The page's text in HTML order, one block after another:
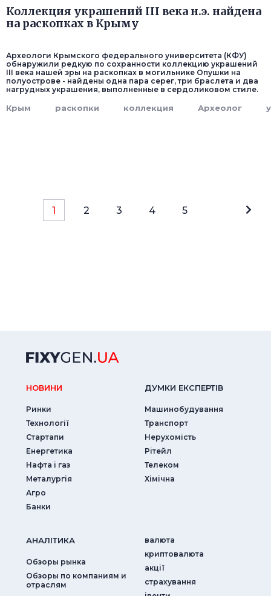
Коллекция украшений III века н.э. найдена
на раскопках в Крыму
Археологи Крымского федерального университета (КФУ)
обнаружили редкую по сохранности коллекцию украшений
III века нашей эры на раскопках в могильнике Опушки на
полуострове - найдены одна пара серег, три браслета и два
нагрудных украшения, выполненные в сердоликовом стиле.
Крым раскопки коллекция Археолог
1 2 3 4 5
НОВИНИ
Ринки
Технології
Стартапи
Енергетика
Нафта і газ
Металургія
Агро
Банки
ДУМКИ ЕКСПЕРТIВ
Машинобудування
Транспорт
Нерухомість
Рітейл
Телеком
Хімічна
АНАЛIТИКА
Обзоры рынка
Обзоры по компаниям и
отраслям
валюта
криптовалюта
акції
страхування